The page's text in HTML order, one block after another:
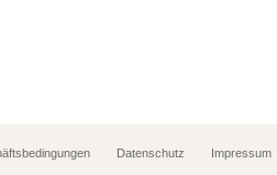
Datenschutz Impressum